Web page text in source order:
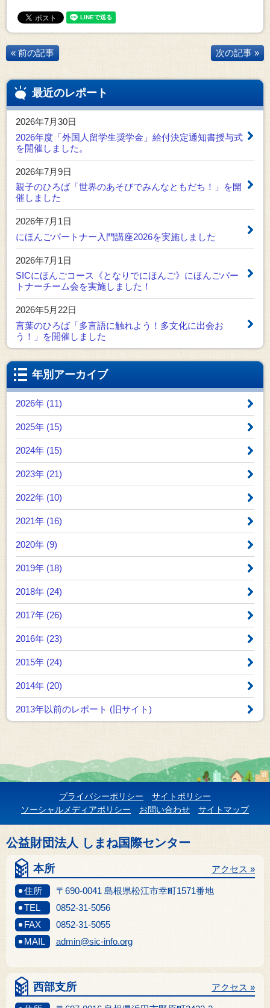
« 前の記事 次の記事 »
最近のレポート
2026年7月30日
2026年度「外国人留学生奨学金」給付決定通知書授与式
を開催しました。
2026年7月9日
親子のひろば「世界のあそびでみんなともだち！」を開
催しました
2026年7月1日
にほんごパートナー入門講座2026を実施しました
2026年7月1日
SICにほんごコース《となりでにほんご》にほんごパー
トナーチーム会を実施しました！
2026年5月22日
言葉のひろば「多言語に触れよう！多文化に出会お
う！」を開催しました
年別アーカイブ
2026年 (11)
2025年 (15)
2024年 (15)
2023年 (21)
2022年 (10)
2021年 (16)
2020年 (9)
2019年 (18)
2018年 (24)
2017年 (26)
2016年 (23)
2015年 (24)
2014年 (20)
2013年以前のレポート (旧サイト)
プライバシーポリシー
サイトポリシー
ソーシャルメディアポリシー
お問い合わせ サイトマップ
公益財団法人 しまね国際センター
本所
住所 〒690-0041 島根県松江市幸町1571番地
アクセス »
TEL
0852-31-5056
FAX
0852-31-5055
MAIL
admin@sic-info.org
西部支所 アクセス »